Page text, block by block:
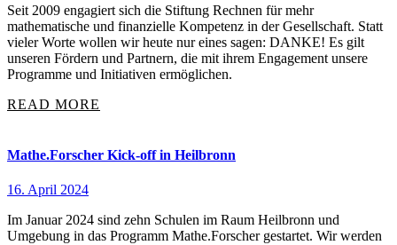
Seit 2009 engagiert sich die Stiftung Rechnen für mehr
mathematische und finanzielle Kompetenz in der Gesellschaft. Statt
vieler Worte wollen wir heute nur eines sagen: DANKE! Es gilt
unseren Fördern und Partnern, die mit ihrem Engagement unsere
Programme und Initiativen ermöglichen.
READ MORE
Mathe.Forscher Kick-off in Heilbronn
16. April 2024
Im Januar 2024 sind zehn Schulen im Raum Heilbronn und
Umgebung in das Programm Mathe.Forscher gestartet. Wir werden